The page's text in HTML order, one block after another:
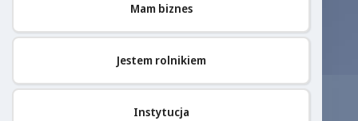
Mam biznes
Jestem rolnikiem
Instytucja